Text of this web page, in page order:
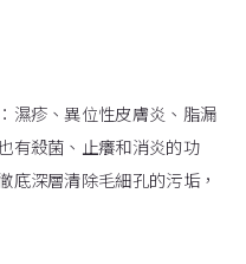
濕疹、異位性皮膚炎、脂漏
有殺菌、止癢和消炎的功
底深層清除毛細孔的污垢，